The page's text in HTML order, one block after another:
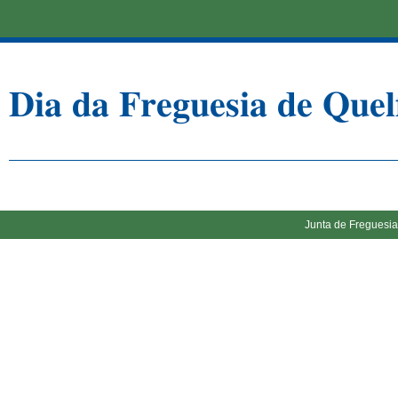
𝐃𝐢𝐚 𝐝𝐚 𝐅𝐫𝐞𝐠𝐮𝐞𝐬𝐢𝐚 𝐝𝐞
Junta de